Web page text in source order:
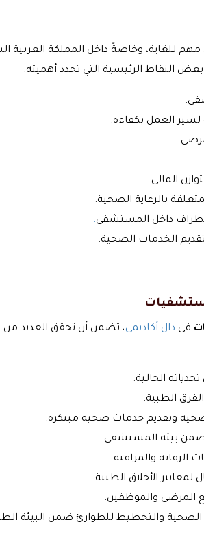
للغاية، وخاصةً داخل المملكة العربية
النقاط الرئيسية التي تحدد أهميته:
لسير العمل بكفاءة.
المالي.
بالرعاية الصحية.
داخل المستشفى.
الخدمات الصحية.
في دال أكاديمي، تضمن أن تحقق العديد
الحالية.
الطبية.
وتقديم خدمات صحية مبتكرة.
ضمن بيئة المستشفى.
الرقابة والمراقبة.
الأخلاق الطبية.
مع المرضى والموظفين.
والتخطيط للطوارئ ضمن البيئة